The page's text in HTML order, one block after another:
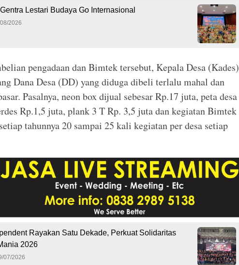
Lestari Budaya Go Internasional
2026
pengadaan dan Bimtek tersebut, Kepala Desa (Kades)
Dana Desa (DD) yang diduga dibeli terlalu mahal dan
Pasalnya, neon box dijual sebesar Rp.17 juta, peta desa
Rp.1,5 juta, plank 3 T Rp. 3,5 juta dan kegiatan Bimtek
tahunnya 20 sampai 25 kali kegiatan per desa setiap
Rayakan Satu Dekade, Perkuat Solidaritas
2026
07/2026